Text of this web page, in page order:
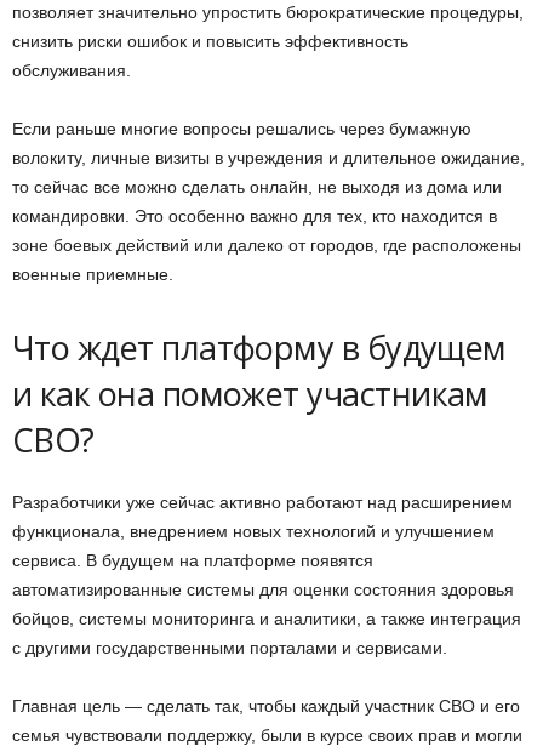
позволяет значительно упростить бюрократические процедуры,
снизить риски ошибок и повысить эффективность
обслуживания.
Если раньше многие вопросы решались через бумажную
волокиту, личные визиты в учреждения и длительное ожидание,
то сейчас все можно сделать онлайн, не выходя из дома или
командировки. Это особенно важно для тех, кто находится в
зоне боевых действий или далеко от городов, где расположены
военные приемные.
Что ждет платформу в будущем
и как она поможет участникам
СВО?
Разработчики уже сейчас активно работают над расширением
функционала, внедрением новых технологий и улучшением
сервиса. В будущем на платформе появятся
автоматизированные системы для оценки состояния здоровья
бойцов, системы мониторинга и аналитики, а также интеграция
с другими государственными порталами и сервисами.
Главная цель — сделать так, чтобы каждый участник СВО и его
семья чувствовали поддержку, были в курсе своих прав и могли